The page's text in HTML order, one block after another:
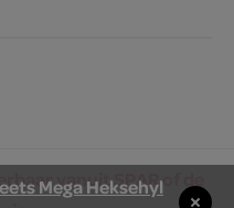
vanuit SPAR of de
Mega Heksehyl